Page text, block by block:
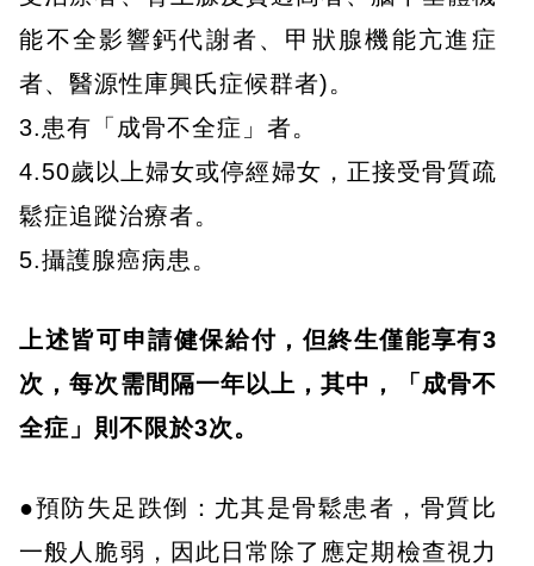
能不全影響鈣代謝者、甲狀腺機能亢進症
者、醫源性庫興氏症候群者)。
3.患有「成骨不全症」者。
4.50歲以上婦女或停經婦女，正接受骨質疏
鬆症追蹤治療者。
5.攝護腺癌病患。
上述皆可申請健保給付，但終生僅能享有3
次，每次需間隔一年以上，其中，「成骨不
全症」則不限於3次。
●預防失足跌倒：尤其是骨鬆患者，骨質比
一般人脆弱，因此日常除了應定期檢查視力